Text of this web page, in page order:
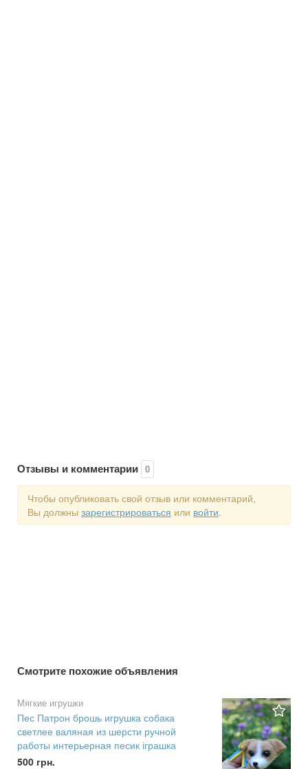
Отзывы и комментарии 0
Чтобы опубликовать свой отзыв или комментарий,
Вы должны зарегистрироваться или войти.
Смотрите похожие объявления
Мягкие игрушки
Пес Патрон брошь игрушка собака
светлее валяная из шерсти ручной
работы интерьерная песик іграшка
500 грн.